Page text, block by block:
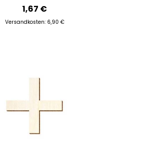
1,67 €
Versandkosten: 6,90 €